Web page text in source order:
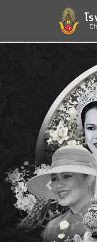
Previous